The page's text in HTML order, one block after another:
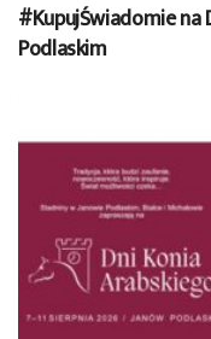
#KupujŚwiadomie na
Podlaskim